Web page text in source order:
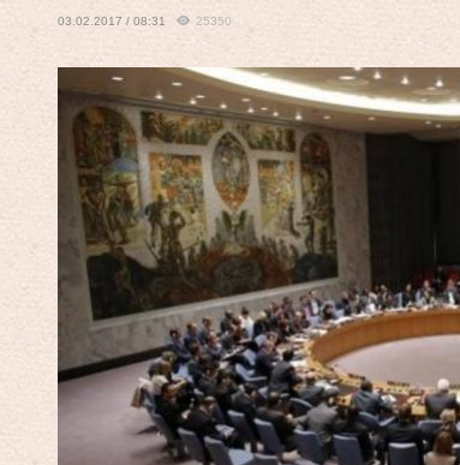
03.02.2017 / 08:31 25350